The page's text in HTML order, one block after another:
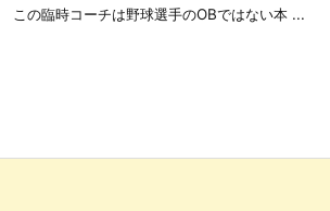
この臨時コーチは野球選手のOBではない本 ...